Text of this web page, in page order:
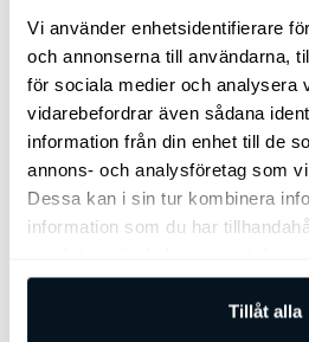
Vi använder enhetsidentifierare
och annonserna till användarna,
för sociala medier och analysera
vidarebefordrar även sådana
information från din enhet till de
annons- och analysföretag som
Dessa kan i sin tur kombinera
information som du har
Tillåt alla
Bilen finns i
031 – 797 35 10